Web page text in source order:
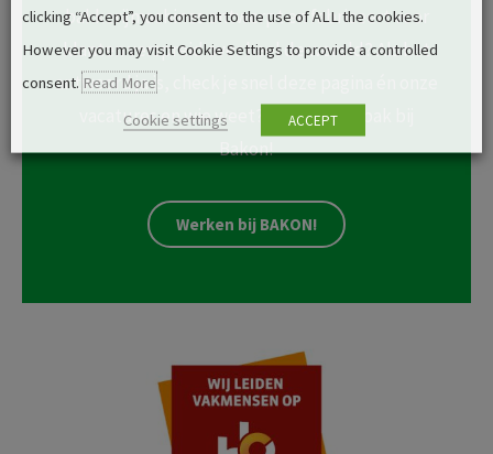
bakkerijmachines ontwerpt en fabriceert voor
klanten verspreid over heel de wereld? Als het
antwoord ja is, check je snel deze pagina én onze
vacatures en wie weet? Ga jij aan de bak bij
Bakon!
Werken bij BAKON!
clicking “Accept”, you consent to the use of ALL the cookies.
However you may visit Cookie Settings to provide a controlled
consent. Read More
Cookie settings
ACCEPT